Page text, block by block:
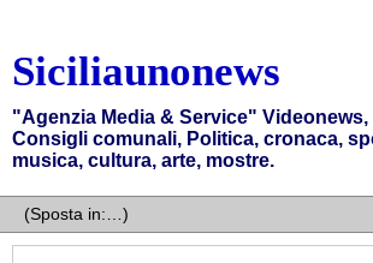
Siciliaunonews
"Agenzia Media & Service" Videonews,
Consigli comunali, Politica, cronaca,
musica, cultura, arte, mostre.